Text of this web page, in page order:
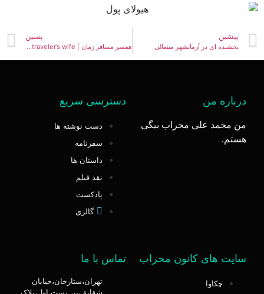
پیشین
بخشنده ای در آرمانشهر مینمالی
پسین
همسر مسافر زمان | the time traveler’s wife
درباره من
من محمد علی محراب بیگی
هستم.
دسترسی سریع
دست نوشته ها
سفرنامه
داستان ها
نقد فیلم
پادکست
گالری
سایت های کانون محراب
چکاوا
تماس با ما
تهران،ستارخان،خیابان